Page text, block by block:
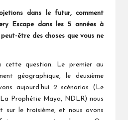
dans le futur, comment
Escape dans les 5 années à
être des choses que vous ne
cette question. Le premier au
géographique, le deuxième
aujourd’hui 2 scénarios (Le
Prophétie Maya, NDLR) nous
sur le troisième, et nous avons